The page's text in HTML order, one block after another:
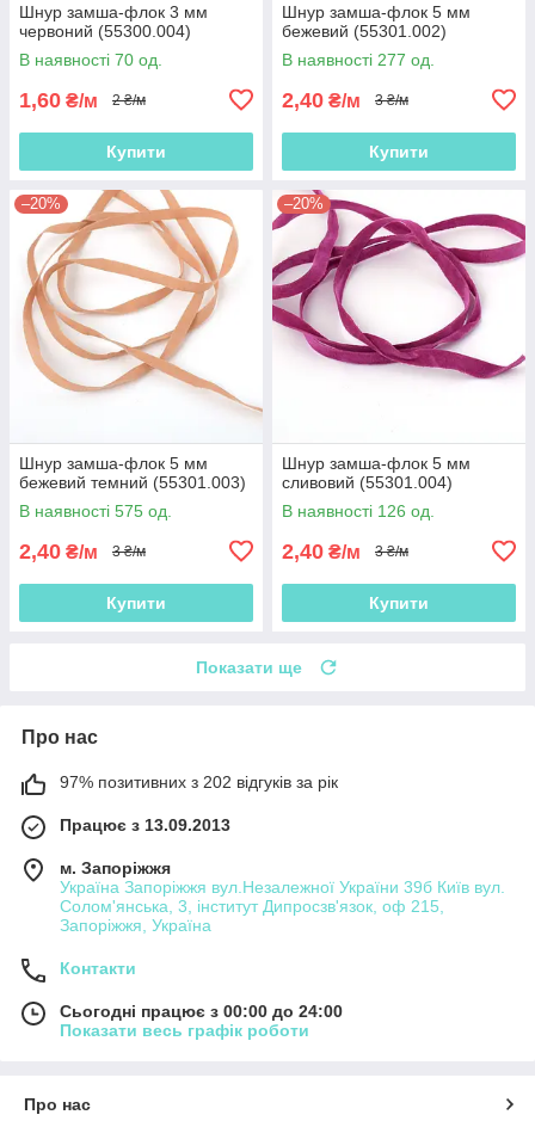
Шнур замша-флок 3 мм
червоний (55300.004)
В наявності 70 од.
1,60 ₴/м 2 ₴/м
Купити
Шнур замша-флок 5 мм
бежевий (55301.002)
В наявності 277 од.
2,40 ₴/м 3 ₴/м
Купити
–20%
Шнур замша-флок 5 мм
бежевий темний (55301.003)
В наявності 575 од.
2,40 ₴/м 3 ₴/м
Купити
–20%
Шнур замша-флок 5 мм
сливовий (55301.004)
В наявності 126 од.
2,40 ₴/м 3 ₴/м
Купити
Показати ще
Про нас
97% позитивних з 202 відгуків за рік
Працює з 13.09.2013
м. Запоріжжя
Україна Запоріжжя вул.Незалежної України 39б Київ вул.
Солом'янська, 3, інститут Дипросзв'язок, оф 215,
Запоріжжя, Україна
Контакти
Сьогодні працює з 00:00 до 24:00
Показати весь графік роботи
Про нас